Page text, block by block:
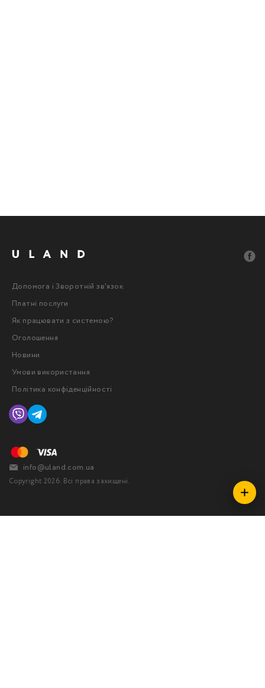
Copyright 2026. Всі права захищені.
Допомога і Зворотній зв'язок
Платні послуги
Як працювати з системою?
Оголошення
Новини
Умови використання
Політика конфіденційності
info@uland.com.ua